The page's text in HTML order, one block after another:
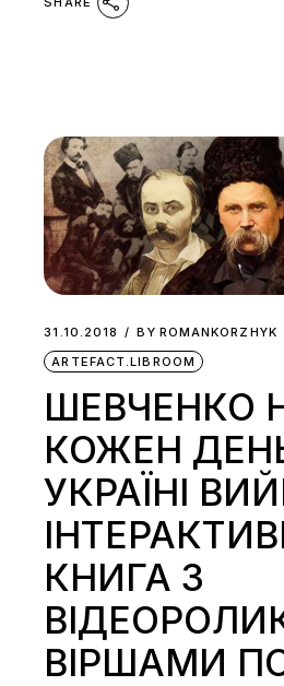
31.10.2018 BY ROMANKORZHYK
ARTEFACT.LIBROOM
ШЕВЧЕНКО
КОЖЕН
УКРАЇНІ
КНИГА З
ВІРШАМИ